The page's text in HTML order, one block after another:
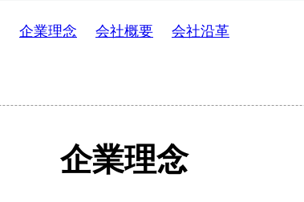
企業理念 会社概要 会社沿革
企業理念